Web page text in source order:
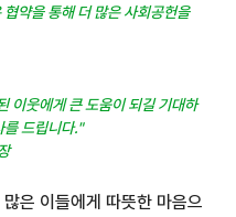
약을 통해 더 많은 사회공헌을
이웃에게 큰 도움이 되길 기대하
를 드립니다."
은 이들에게 따뜻한 마음으